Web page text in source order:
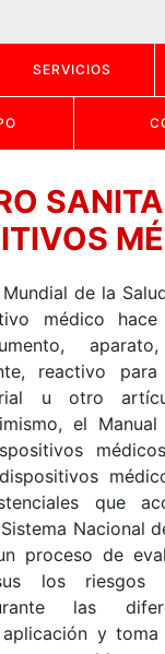
SERVICIOS
de la
médico
reactivo
u otro
el
que
Nacional
proceso de
los riesgos
las
y toma